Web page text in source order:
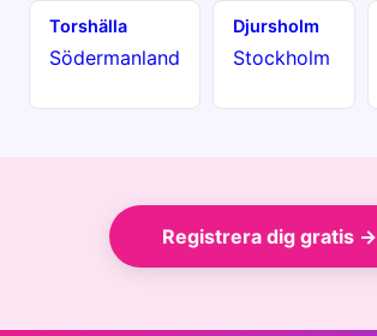
Torshälla
Södermanland
Djursholm
Stockholm
Registrera dig gratis →